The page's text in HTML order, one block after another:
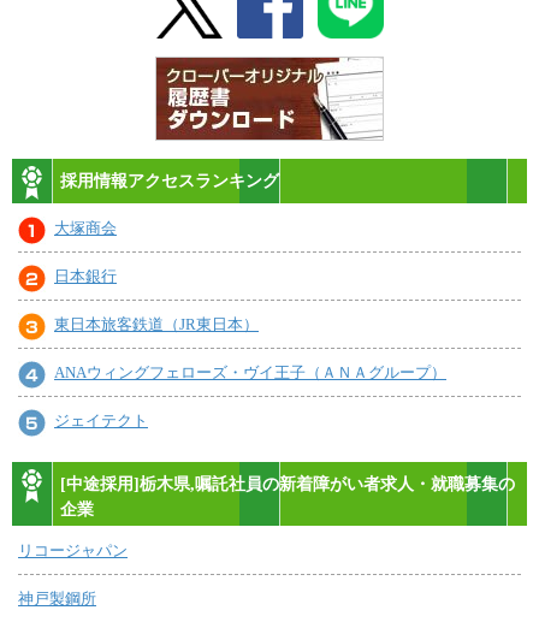
採用情報アクセスランキング
大塚商会
日本銀行
東日本旅客鉄道（JR東日本）
ANAウィングフェローズ・ヴイ王子（ＡＮＡグループ）
ジェイテクト
[中途採用]栃木県,嘱託社員の新着障がい者求人・就職募集の
企業
リコージャパン
神戸製鋼所